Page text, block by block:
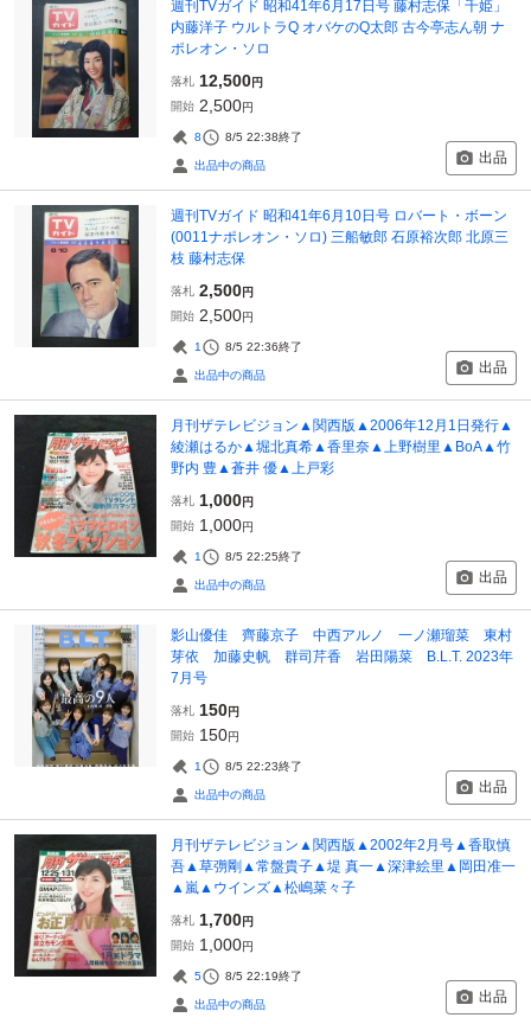
週刊TVガイド 昭和41年6月17日号 藤村志保「千姫」
内藤洋子 ウルトラQ オバケのQ太郎 古今亭志ん朝 ナ
ポレオン・ソロ
落札 12,500円
開始 2,500円
8 8/5 22:38終了
出品中の商品 出品
週刊TVガイド 昭和41年6月10日号 ロバート・ボーン
(0011ナポレオン・ソロ) 三船敏郎 石原裕次郎 北原三
枝 藤村志保
落札 2,500円
開始 2,500円
1 8/5 22:36終了
出品中の商品 出品
月刊ザテレビジョン▲関西版▲2006年12月1日発行▲
綾瀬はるか▲堀北真希▲香里奈▲上野樹里▲BoA▲竹
野内 豊▲蒼井 優▲上戸彩
落札 1,000円
開始 1,000円
1 8/5 22:25終了
出品中の商品 出品
影山優佳 齊藤京子 中西アルノ 一ノ瀬瑠菜 東村
芽依 加藤史帆 群司芹香 岩田陽菜 B.L.T. 2023年
7月号
落札 150円
開始 150円
1 8/5 22:23終了
出品中の商品 出品
月刊ザテレビジョン▲関西版▲2002年2月号▲香取慎
吾▲草彅剛▲常盤貴子▲堤 真一▲深津絵里▲岡田准一
▲嵐▲ウインズ▲松嶋菜々子
落札 1,700円
開始 1,000円
5 8/5 22:19終了
出品中の商品 出品